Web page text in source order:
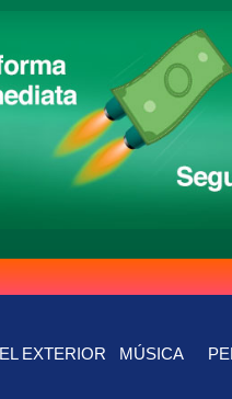
EXTERIOR MÚSICA